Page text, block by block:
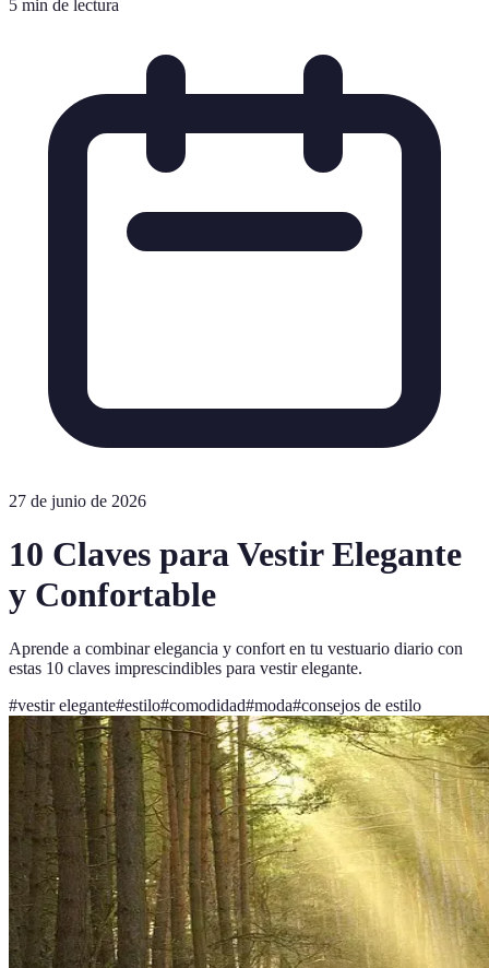
5 min de lectura
27 de junio de 2026
10 Claves para Vestir Elegante
y Confortable
Aprende a combinar elegancia y confort en tu vestuario diario con
estas 10 claves imprescindibles para vestir elegante.
#vestir elegante#estilo#comodidad#moda#consejos de estilo